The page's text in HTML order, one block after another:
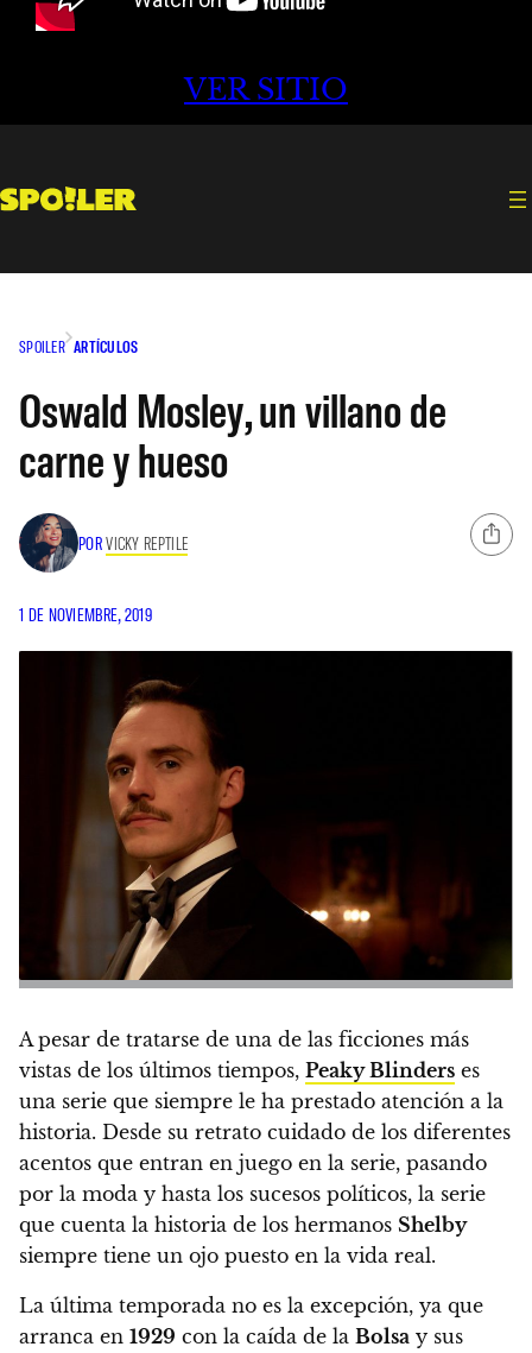
VER SITIO
SPOILER ARTÍCULOS
Oswald Mosley, un villano de
carne y hueso
PORVICKY REPTILE
1 DE NOVIEMBRE, 2019
A pesar de tratarse de una de las ficciones más
vistas de los últimos tiempos, Peaky Blinders es
una serie que siempre le ha prestado atención a la
historia. Desde su retrato cuidado de los diferentes
acentos que entran en juego en la serie, pasando
por la moda y hasta los sucesos políticos, la serie
que cuenta la historia de los hermanos Shelby
siempre tiene un ojo puesto en la vida real.
La última temporada no es la excepción, ya que
arranca en 1929 con la caída de la Bolsa y sus